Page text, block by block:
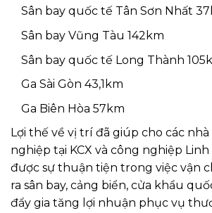
Sân bay quốc tế Tân Sơn Nhất
Sân bay Vũng Tàu 142km
Sân bay quốc tế Long Thành
Ga Sài Gòn 43,1km
Ga Biên Hòa 57km
Lợi thế về vị trí đã giúp cho các
nghiệp tại KCX và công nghiệp
được sự thuận tiện trong việc vận
ra sân bay, cảng biển, cửa khẩu
đẩy gia tăng lợi nhuận phục vụ